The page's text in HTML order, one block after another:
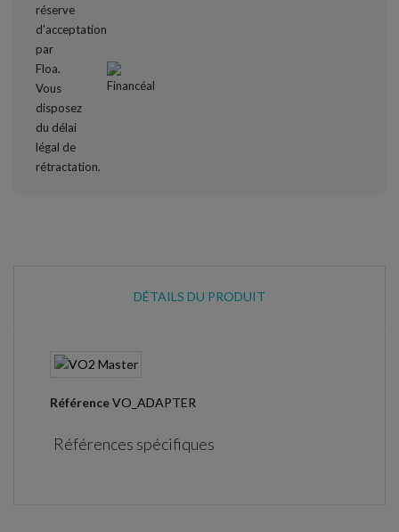
DÉTAILS DU PRODUIT
RéférenceVO_ADAPTER
Références spécifiques